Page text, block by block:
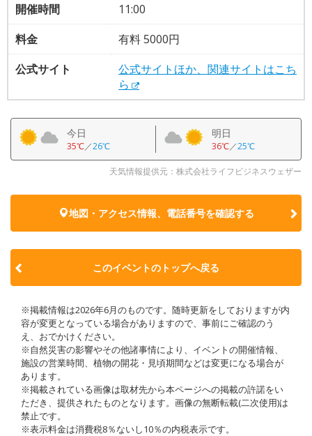
開催時間
11:00
料金
有料 5000円
公式サイト
公式サイトほか、関連サイトはこち
ら
今日
35℃／26℃
明日
36℃／25℃
天気情報提供元：株式会社ライフビジネスウェザー
地図・アクセス情報、電話番号を確認する
このイベントのトップへ戻る
※掲載情報は2026年6月のものです。随時更新をしておりますが内
容が変更となっている場合がありますので、事前にご確認のう
え、おでかけください。
※自然災害の影響やその他諸事情により、イベントの開催情報、
施設の営業時間、植物の開花・見頃期間などは変更になる場合が
あります。
※掲載されている画像は取材先から本ページへの掲載の許諾をい
ただき、提供されたものとなります。画像の無断転載(二次使用)は
禁止です。
※表示料金は消費税8％ないし10％の内税表示です。